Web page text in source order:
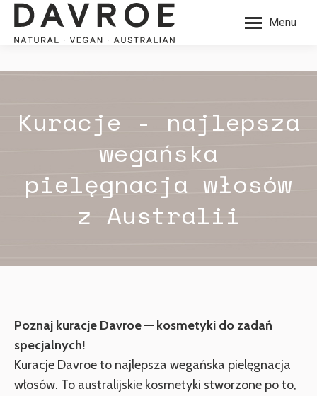
Menu
Kuracje - najlepsza
wegańska
pielęgnacja włosów
z Australii
Poznaj kuracje Davroe — kosmetyki do zadań
specjalnych!
Kuracje Davroe to najlepsza wegańska pielęgnacja
włosów. To australijskie kosmetyki stworzone po to,